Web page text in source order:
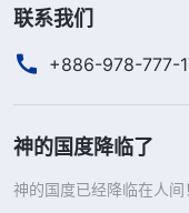
联系我们
+886-978-777-
神的国度降临了
神的国度已经降临在人间